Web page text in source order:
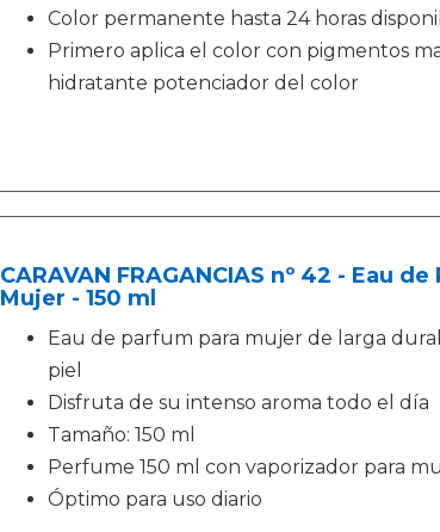
Color permanente hasta 24 horas
Primero aplica el color con pigmentos
hidratante potenciador del color
CARAVAN FRAGANCIAS nº 42 - Eau
Mujer - 150 ml
Eau de parfum para mujer de larga
piel
Disfruta de su intenso aroma todo el día
Tamaño: 150 ml
Perfume 150 ml con vaporizador para
Óptimo para uso diario